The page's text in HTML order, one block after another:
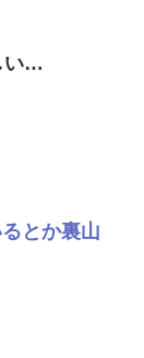
入手したら
前らだけだろ
急に叩かれだ
時代のトラウ
い…
とか裏山